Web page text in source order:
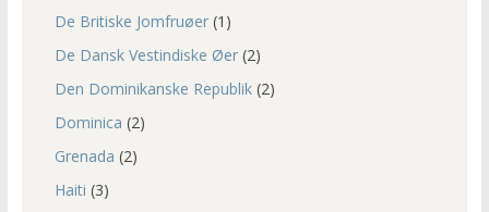
De Britiske Jomfruøer(1)
De Dansk Vestindiske Øer(2)
Den Dominikanske Republik(2)
Dominica (2)
Grenada (2)
Haiti (3)